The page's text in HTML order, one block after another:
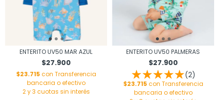
ENTERITO UV50 MAR AZUL
$27.900
$23.715 con Transferencia
bancaria o efectivo
ENTERITO UV50 PALMERAS
$27.900
(2)
$23.715 con Transferencia
bancaria o efectivo